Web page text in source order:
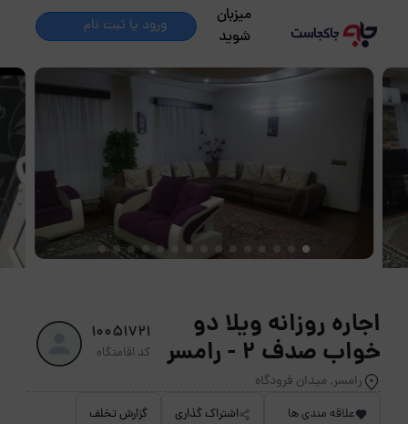
میزبان
شوید
ورود یا ثبت نام
اجاره روزانه ویلا دو
خواب صدف 2 - رامسر
رامسر, میدان فرودگاه
10051721
کد اقامتگاه
علاقه مندی ها اشتراک گذاری گزارش تخلف